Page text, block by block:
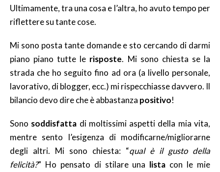
Ultimamente, tra una cosa e l’altra, ho avuto tempo per
riflettere su tante cose.
Mi sono posta tante domande e sto cercando di darmi
piano piano tutte le risposte. Mi sono chiesta se la
strada che ho seguito fino ad ora (a livello personale,
lavorativo, di blogger, ecc.) mi rispecchiasse davvero. Il
bilancio devo dire che è abbastanza positivo!
Sono soddisfatta di moltissimi aspetti della mia vita,
mentre sento l’esigenza di modificarne/migliorarne
degli altri. Mi sono chiesta: “qual è il gusto della
felicità?” Ho pensato di stilare una lista con le mie